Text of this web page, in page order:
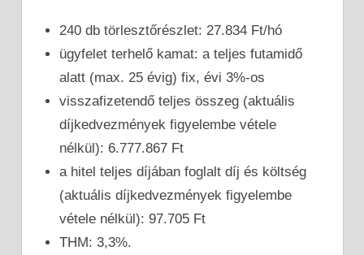
240 db törlesztőrészlet: 27.834 Ft/hó
ügyfelet terhelő kamat: a teljes futamidő
alatt (max. 25 évig) fix, évi 3%-os
visszafizetendő teljes összeg (aktuális
díjkedvezmények figyelembe vétele
nélkül): 6.777.867 Ft
a hitel teljes díjában foglalt díj és költség
(aktuális díjkedvezmények figyelembe
vétele nélkül): 97.705 Ft
THM: 3,3%.